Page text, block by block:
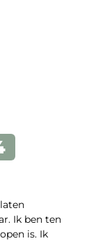
Ik ben ten
is. Ik